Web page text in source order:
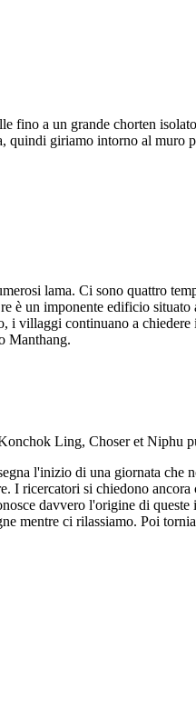
fino a un grande chorten
giriamo intorno al muro
lama. Ci sono quattro
è un imponente edificio situato
i villaggi continuano a
Manthang.
l'inizio di una giornata che
ricercatori si chiedono ancora
davvero l'origine di
mentre ci rilassiamo. Poi